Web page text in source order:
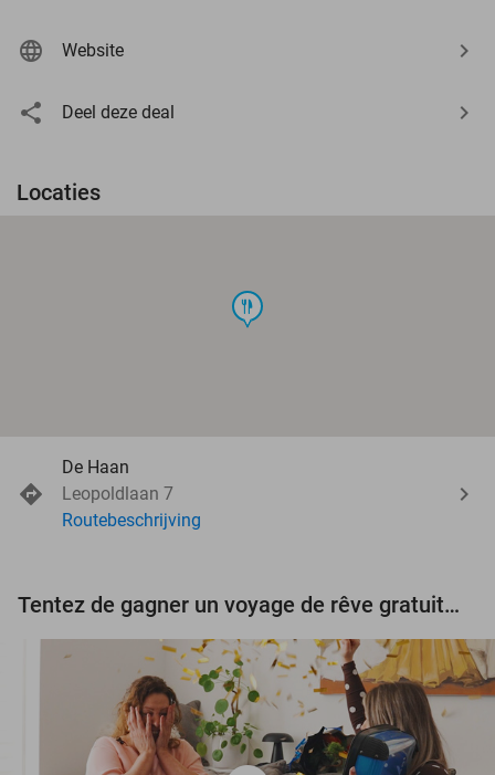
Website
Deel deze deal
Locaties
food
De Haan
Leopoldlaan 7
Routebeschrijving
Tentez de gagner un voyage de rêve gratuit d'une valeur de 3.000 € !